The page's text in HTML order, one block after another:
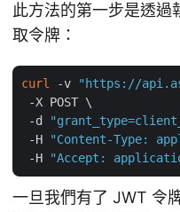
此方法的第一步是透
取令牌：
curl -v "https://
-X POST \
-d
-H
"Content-Type:
-H
"Accept:
一旦我們有了 JWT 令